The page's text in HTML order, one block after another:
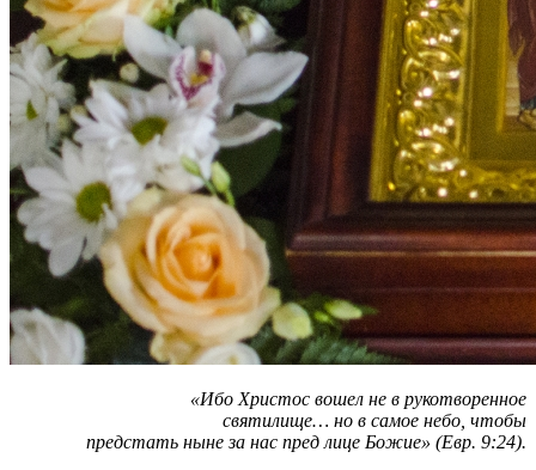
«Ибо Христос вошел не в рукотворенное
святилище… но в самое небо, чтобы
предстать ныне за нас пред лице Божие» (Евр. 9:24).